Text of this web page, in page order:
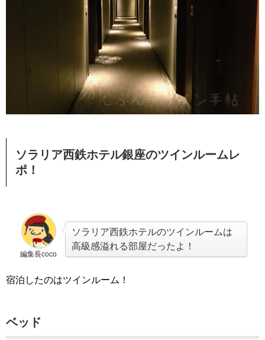
ソラリア西鉄ホテル銀座のツインルームレ
ポ！
編集長coco
ソラリア西鉄ホテルのツインルームは
高級感溢れる部屋だったよ！
宿泊したのはツインルーム！
ベッド